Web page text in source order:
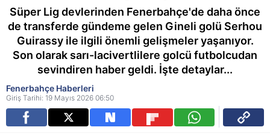
Süper Lig devlerinden Fenerbahçe'de daha önce
de transferde gündeme gelen Gineli golü Serhou
Guirassy ile ilgili önemli gelişmeler yaşanıyor.
Son olarak sarı-lacivertlilere golcü futbolcudan
sevindiren haber geldi. İşte detaylar...
Fenerbahçe Haberleri
Giriş Tarihi: 19 Mayıs 2026 06:50